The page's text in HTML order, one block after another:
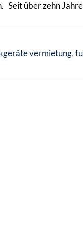
Seit über zehn
vermietung